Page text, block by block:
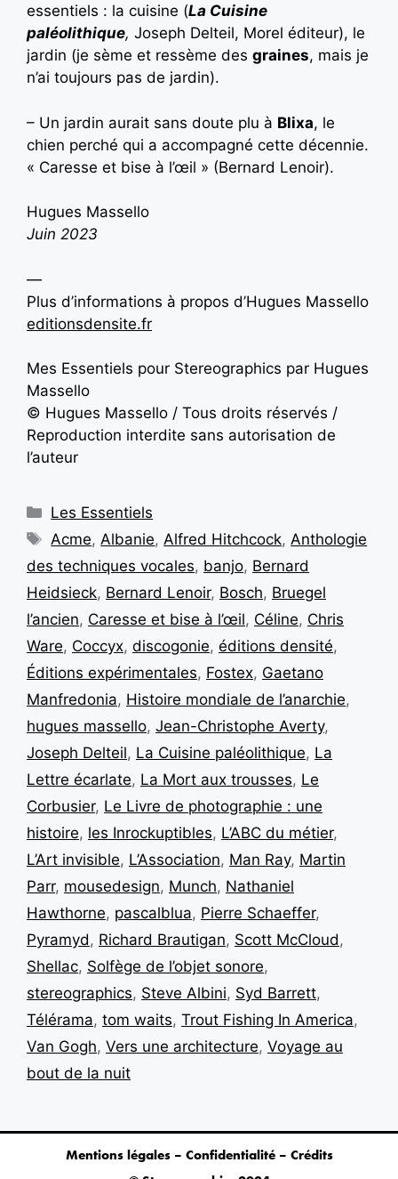
essentiels : la cuisine (La Cuisine
paléolithique, Joseph Delteil, Morel éditeur), le
jardin (je sème et ressème des graines, mais je
n’ai toujours pas de jardin).
– Un jardin aurait sans doute plu à Blixa, le
chien perché qui a accompagné cette décennie.
« Caresse et bise à l’œil » (Bernard Lenoir).
Hugues Massello
Juin 2023
—
Plus d’informations à propos d’Hugues Massello
editionsdensite.fr
Mes Essentiels pour Stereographics par Hugues
Massello
© Hugues Massello / Tous droits réservés /
Reproduction interdite sans autorisation de
l’auteur
Les Essentiels
Acme,Albanie,Alfred Hitchcock,Anthologie
des techniques vocales, banjo, Bernard
Heidsieck, Bernard Lenoir, Bosch, Bruegel
l’ancien, Caresse et bise à l’œil, Céline, Chris
Ware, Coccyx, discogonie, éditions densité,
Éditions expérimentales, Fostex, Gaetano
Manfredonia, Histoire mondiale de l’anarchie,
hugues massello, Jean-Christophe Averty,
Joseph Delteil, La Cuisine paléolithique, La
Lettre écarlate, La Mort aux trousses, Le
Corbusier, Le Livre de photographie : une
histoire, les Inrockuptibles, L’ABC du métier,
L’Art invisible, L’Association, Man Ray, Martin
Parr, mousedesign, Munch, Nathaniel
Hawthorne, pascalblua, Pierre Schaeffer,
Pyramyd, Richard Brautigan, Scott McCloud,
Shellac, Solfège de l’objet sonore,
stereographics, Steve Albini, Syd Barrett,
Télérama, tom waits, Trout Fishing In America,
Van Gogh, Vers une architecture, Voyage au
bout de la nuit
Mentions légales – Confidentialité – Crédits